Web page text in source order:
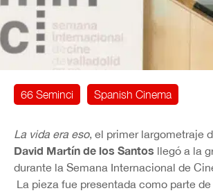
66 Seminci Spanish Cinema
La vida era eso, el primer largometraje
David Martín de los Santos llegó a la
durante la Semana Internacional de
La pieza fue presentada como parte